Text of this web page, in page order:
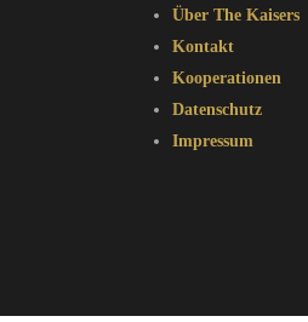
Über The Kaisers
Kontakt
Kooperationen
Datenschutz
Impressum